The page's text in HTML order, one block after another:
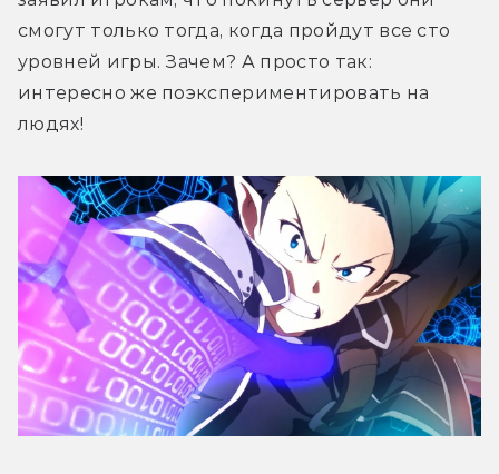
смогут только тогда, когда пройдут все сто
уровней игры. Зачем? А просто так:
интересно же поэкспериментировать на
людях!